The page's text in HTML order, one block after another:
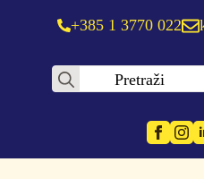
+385 1 3770 022
Search